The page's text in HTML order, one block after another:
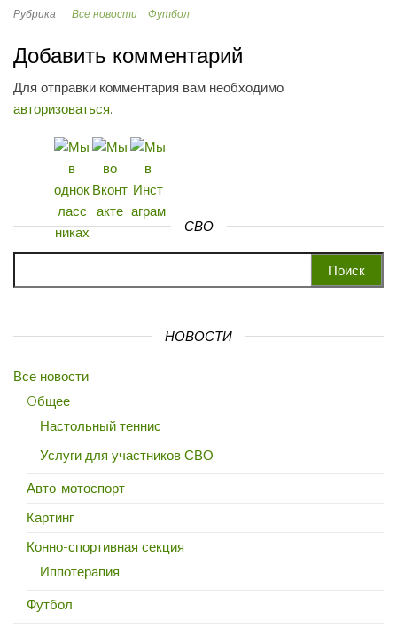
Рубрика Все новости Футбол
Добавить комментарий
Для отправки комментария вам необходимо
авторизоваться.
СВО
НОВОСТИ
Все новости
Oбщее
Настольный теннис
Услуги для участников СВО
Авто-мотоспорт
Картинг
Конно-спортивная секция
Иппотерапия
Футбол